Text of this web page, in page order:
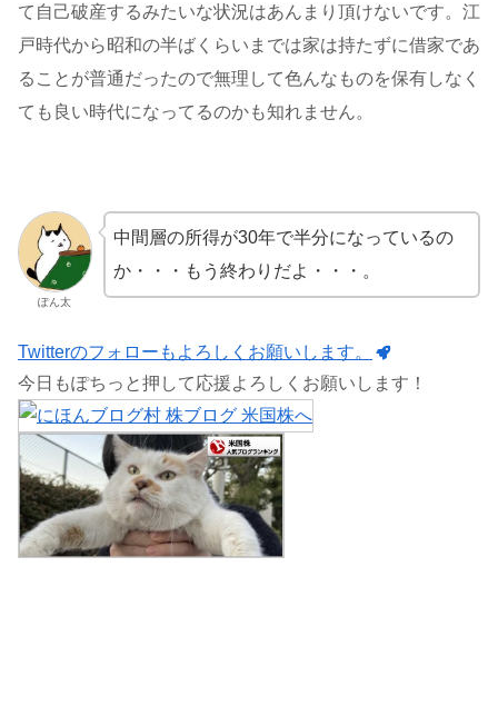
て自己破産するみたいな状況はあんまり頂けないです。江
戸時代から昭和の半ばくらいまでは家は持たずに借家であ
ることが普通だったので無理して色んなものを保有しなく
ても良い時代になってるのかも知れません。
ぽん太
中間層の所得が30年で半分になっているの
か・・・もう終わりだよ・・・。
Twitterのフォローもよろしくお願いします。
今日もぽちっと押して応援よろしくお願いします！